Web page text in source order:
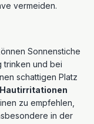
vermeiden.
Sonnenstiche
trinken und bei
schattigen Platz
Hautirritationen
zu empfehlen,
in der